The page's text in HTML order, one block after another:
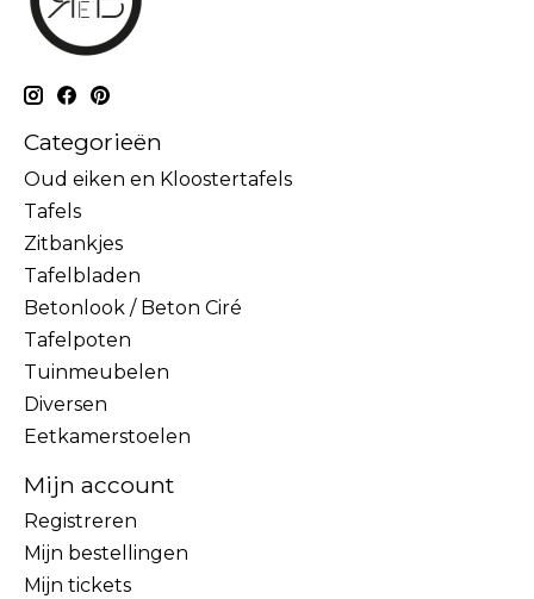
Categorieën
Oud eiken en Kloostertafels
Tafels
Zitbankjes
Tafelbladen
Betonlook / Beton Ciré
Tafelpoten
Tuinmeubelen
Diversen
Eetkamerstoelen
Mijn account
Registreren
Mijn bestellingen
Mijn tickets